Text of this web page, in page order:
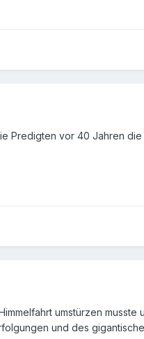
Predigten vor 40 Jahren
umstürzen
und des